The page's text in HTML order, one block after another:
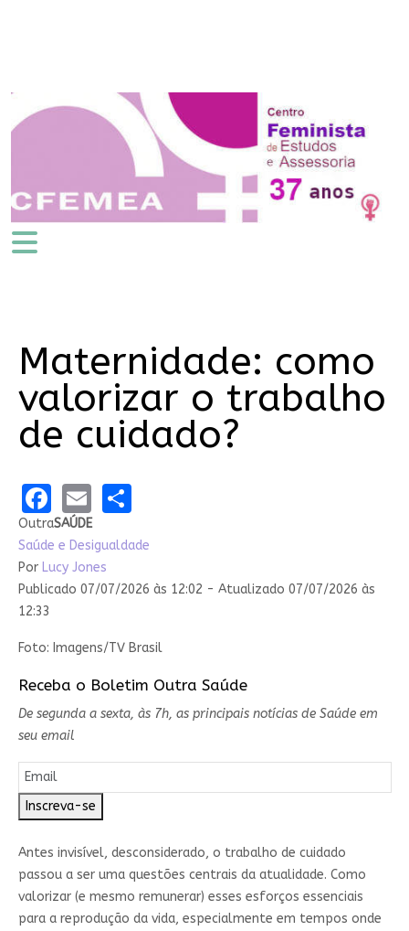
Maternidade: como
valorizar o trabalho
de cuidado?
Facebook
EmailShare
OutraSAÚDE
Saúde e Desigualdade
Por Lucy Jones
Publicado 07/07/2026 às 12:02 - Atualizado 07/07/2026 às
12:33
Foto: Imagens/TV Brasil
Receba o Boletim Outra Saúde
De segunda a sexta, às 7h, as principais notícias de Saúde em
seu email
Inscreva-se
Antes invisível, desconsiderado, o trabalho de cuidado
passou a ser uma questões centrais da atualidade. Como
valorizar (e mesmo remunerar) esses esforços essenciais
para a reprodução da vida, especialmente em tempos onde